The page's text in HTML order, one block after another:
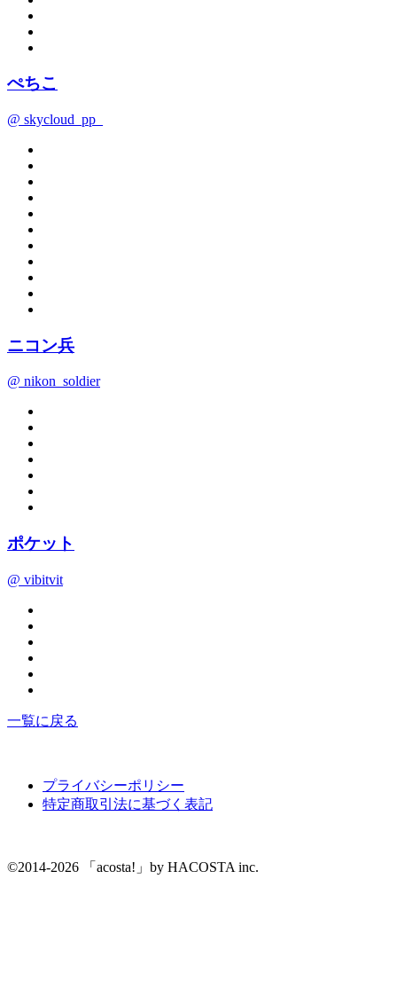
ぺちこ
@ skycloud_pp_
ニコン兵
@ nikon_soldier
ポケット
@ vibitvit
一覧に戻る
プライバシーポリシー
特定商取引法に基づく表記
©2014-2026 「acosta!」by HACOSTA inc.